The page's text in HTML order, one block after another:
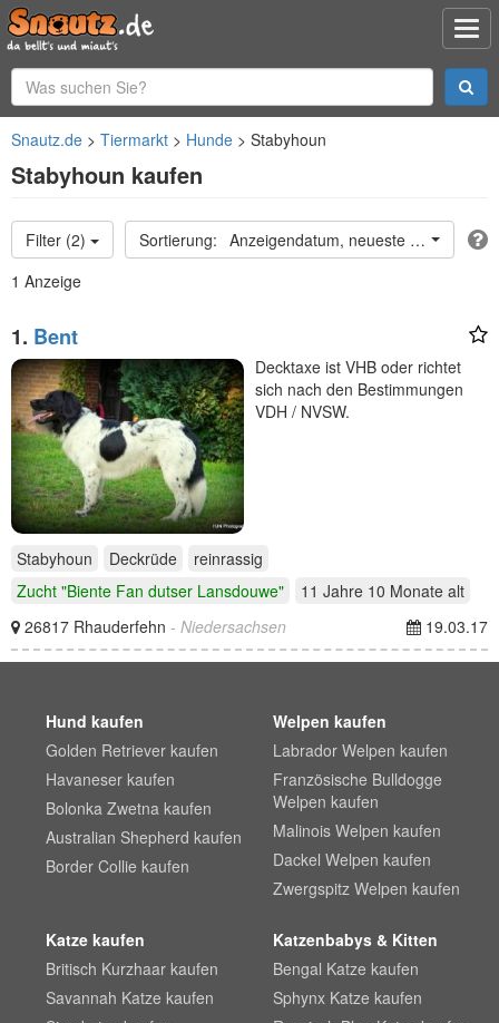
Snautz.de Tiermarkt Hunde Stabyhoun
Stabyhoun kaufen
Filter (2)
Anzeigendatum, neueste oben
1 Anzeige
1. Bent
Decktaxe ist VHB oder richtet
sich nach den Bestimmungen
VDH / NVSW.
Stabyhoun Deckrüde
reinrassig
Zucht "Biente Fan dutser Lansdouwe"
11 Jahre 10 Monate alt
26817 Rhauderfehn - Niedersachsen 19.03.17
Hund kaufen
Golden Retriever kaufen
Havaneser kaufen
Bolonka Zwetna kaufen
Australian Shepherd kaufen
Border Collie kaufen
Welpen kaufen
Labrador Welpen kaufen
Französische Bulldogge
Welpen kaufen
Malinois Welpen kaufen
Dackel Welpen kaufen
Zwergspitz Welpen kaufen
Katze kaufen
Britisch Kurzhaar kaufen
Savannah Katze kaufen
Katzenbabys & Kitten
Bengal Katze kaufen
Sphynx Katze kaufen